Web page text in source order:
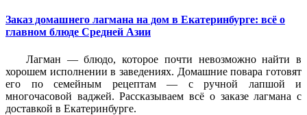
Заказ домашнего лагмана на дом в Екатеринбурге: всё о
главном блюде Средней Азии
Лагман — блюдо, которое почти невозможно найти в
хорошем исполнении в заведениях. Домашние повара готовят
его по семейным рецептам — с ручной лапшой и
многочасовой ваджей. Рассказываем всё о заказе лагмана с
доставкой в Екатеринбурге.